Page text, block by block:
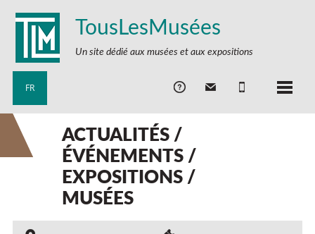
TousLesMusées
Un site dédié aux musées et aux expositions
FR
ACTUALITÉS /
ÉVÉNEMENTS /
EXPOSITIONS /
MUSÉES